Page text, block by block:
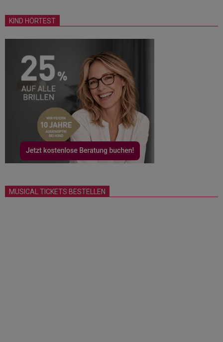
KIND HÖRTEST
MUSICAL TICKETS BESTELLEN